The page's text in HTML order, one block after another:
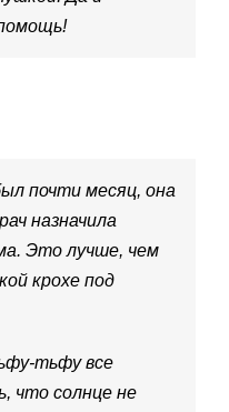
почти месяц, она
назначила
Это лучше, чем
крохе под
тьфу все
что солнце не